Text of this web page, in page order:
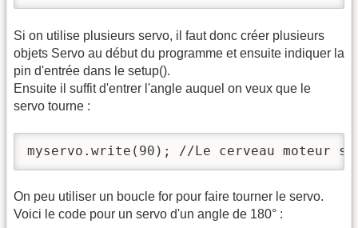
Si on utilise plusieurs servo, il faut donc créer plusieurs
objets Servo au début du programme et ensuite indiquer la
pin d'entrée dans le setup().
Ensuite il suffit d'entrer l'angle auquel on veux que le
servo tourne :
myservo.write(90); //Le cerveau moteur
On peu utiliser un boucle for pour faire tourner le servo.
Voici le code pour un servo d'un angle de 180° :